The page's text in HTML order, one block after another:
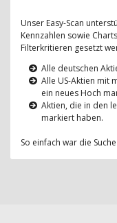
Unser Easy-Scan
Kennzahlen sowie
Filterkritieren gesetzt
Alle deutschen
Alle US-Aktien mit
ein neues Hoch
Aktien, die in den
markiert haben.
So einfach war die